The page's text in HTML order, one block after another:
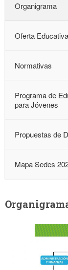
Organigrama
Oferta Educativa
Normativas
Programa de
para Jóvenes
Propuestas de
Mapa Sedes